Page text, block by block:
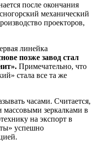
после окончания
механический
проекторов,
линейка
позже завод стал
Примечательно, что
стала все та же
часами. Считается,
массовыми зеркалками в
на экспорт в
успешно